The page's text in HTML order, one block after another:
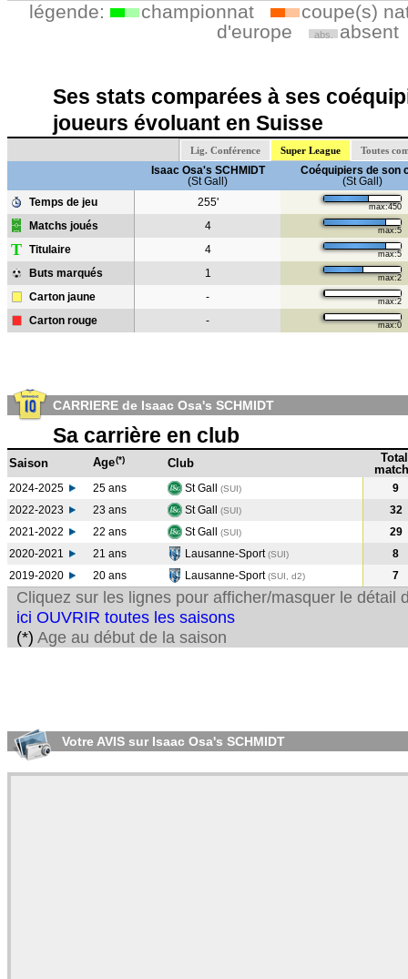
légende: championnat
coupe(s)
d'europe
abs. absent
Ses stats comparées à ses
joueurs évoluant en Suisse
Lig. Conférence Super League Toutes
Isaac Osa's SCHMIDT
(St Gall)
Coéquipiers de son
(St Gall)
Temps de jeu
255' max:450
Matchs joués 4 max:5
T Titulaire 4 max:5
Buts marqués 1 max:2
Carton jaune - max:2
Carton rouge - max:0
CARRIERE de Isaac Osa's SCHMIDT
Sa carrière en club
Saison Age(*) Club
Total
2024-2025 25 ans St Gall (SUI)
9
2022-2023
23 ans St Gall (SUI)
32
2021-2022
22 ans St Gall (SUI)
29
2020-2021
21 ans Lausanne-Sport(SUI)
8
2019-2020
20 ans Lausanne-Sport(SUI, d2) 7
Cliquez sur les lignes pour afficher/masquer le détail
ici OUVRIR toutes les saisons
(*) Age au début de la saison
Votre AVIS sur Isaac Osa's SCHMIDT